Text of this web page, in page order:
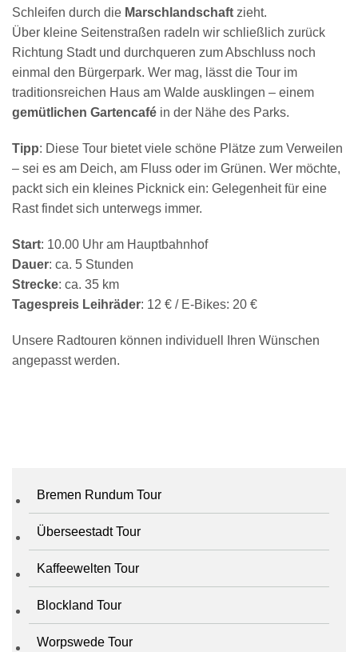
Schleifen durch die Marschlandschaft zieht.
Über kleine Seitenstraßen radeln wir schließlich zurück
Richtung Stadt und durchqueren zum Abschluss noch
einmal den Bürgerpark. Wer mag, lässt die Tour im
traditionsreichen Haus am Walde ausklingen – einem
gemütlichen Gartencafé in der Nähe des Parks.
Tipp: Diese Tour bietet viele schöne Plätze zum Verweilen
– sei es am Deich, am Fluss oder im Grünen. Wer möchte,
packt sich ein kleines Picknick ein: Gelegenheit für eine
Rast findet sich unterwegs immer.
Start: 10.00 Uhr am Hauptbahnhof
Dauer: ca. 5 Stunden
Strecke: ca. 35 km
Tagespreis Leihräder: 12 € / E-Bikes: 20 €
Unsere Radtouren können individuell Ihren Wünschen
angepasst werden.
Bremen Rundum Tour
Überseestadt Tour
Kaffeewelten Tour
Blockland Tour
Worpswede Tour